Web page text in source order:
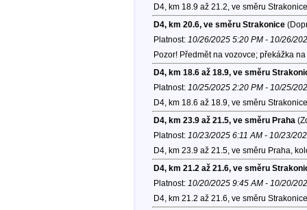
D4, km 18.9 až 21.2, ve směru
D4, km 20.6, ve směru Strakonice
Platnost: 10/26/2025 5:20 PM - 10/26/
Pozor! Předmět na vozovce; překážka
D4, km 18.6 až 18.9, ve směru
Platnost: 10/25/2025 2:20 PM - 10/25/
D4, km 18.6 až 18.9, ve směru
D4, km 23.9 až 21.5, ve směru Praha
Platnost: 10/23/2025 6:11 AM - 10/23/
D4, km 23.9 až 21.5, ve směru Praha,
D4, km 21.2 až 21.6, ve směru
Platnost: 10/20/2025 9:45 AM - 10/20/
D4, km 21.2 až 21.6, ve směru